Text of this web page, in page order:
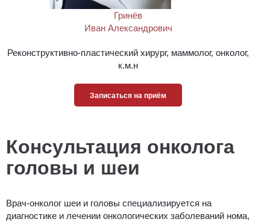
Гринёв
Иван Александрович
Реконструктивно-пластический хирург, маммолог, онколог,
к.м.н
Записаться на приём
Консультация онколога
головы и шеи
Врач-онколог шеи и головы специализируется на
диагностике и лечении онкологических заболеваний нома,